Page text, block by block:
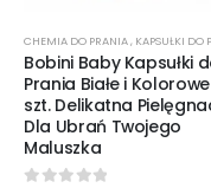
CHEMIA DO PRANIA, KAPSUŁKI DO
Bobini Baby Kapsułki
Prania Białe i
szt. Delikatna
Dla Ubrań Twojego
Maluszka